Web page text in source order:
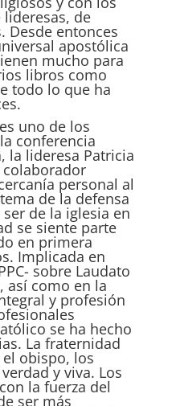
lideresas, de
Desde entonces
apostólica
mucho para
libros como
todo lo que ha
uno de los
conferencia
la lideresa Patricia
colaborador
personal al
de la defensa
de la iglesia en
se siente parte
en primera
Implicada en
sobre Laudato
así como en la
y profesión
se ha hecho
La fraternidad
obispo, los
y viva. Los
la fuerza del
ser más